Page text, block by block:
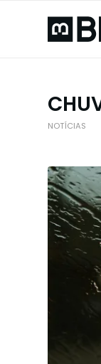
NOTÍCIAS